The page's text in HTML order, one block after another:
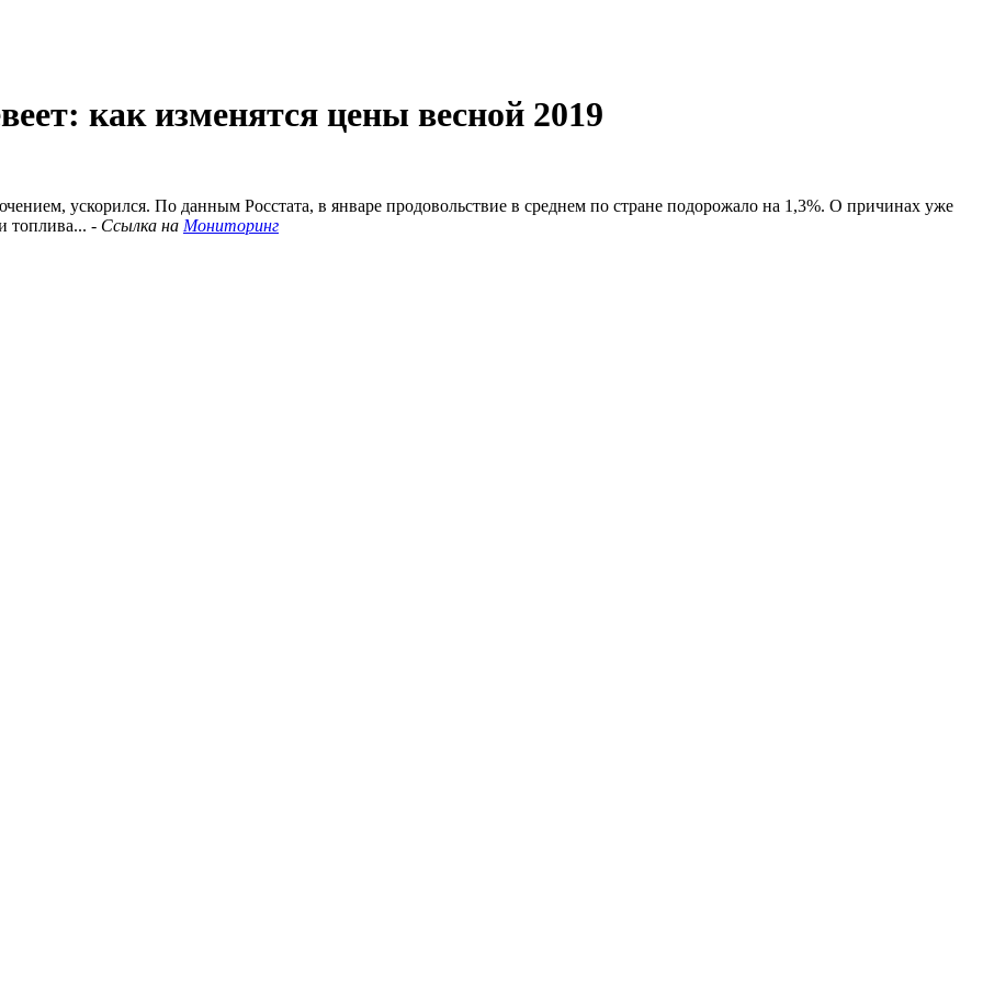
как изменятся цены весной 2019
ускорился. По данным Росстата, в январе продовольствие в среднем по стране подорожало на 1,3%. О причинах уже
топлива... - Ссылка на Мониторинг